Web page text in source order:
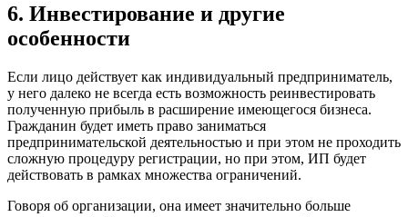
6. Инвестирование и другие
особенности
Если лицо действует как индивидуальный предприниматель,
у него далеко не всегда есть возможность реинвестировать
полученную прибыль в расширение имеющегося бизнеса.
Гражданин будет иметь право заниматься
предпринимательской деятельностью и при этом не проходить
сложную процедуру регистрации, но при этом, ИП будет
действовать в рамках множества ограничений.
Говоря об организации, она имеет значительно больше